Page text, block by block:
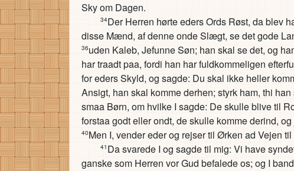
Sky om Dagen.
34Der Herren hørte eders Ords Røst, da blev
disse Mænd, af denne onde Slægt, se det gode
36uden Kaleb, Jefunne Søn; han skal se det, og
har traadt paa, fordi han har fuldkommeligen
for eders Skyld, og sagde: Du skal ikke heller
Ansigt, han skal komme derhen; styrk ham, thi
smaa Børn, om hvilke I sagde: De skulle blive til
forstaa godt eller ondt, de skulle komme derind,
40Men I, vender eder og rejser til Ørken ad Vejen til
41 Da svarede I og sagde til mig: Vi have
ganske som Herren vor Gud befalede os; og I